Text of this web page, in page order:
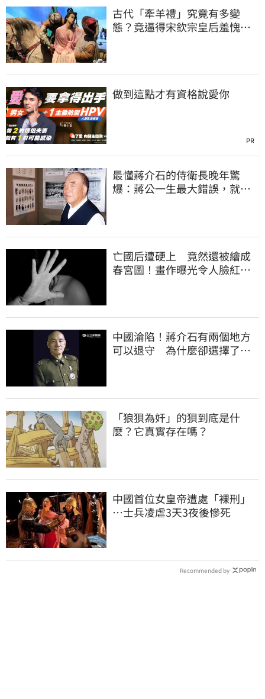
古代「牽羊禮」究竟有多變
態？竟逼得宋欽宗皇后羞愧自
做到這點才有資格說愛你
PR
最懂蔣介石的侍衛長晚年驚
爆：蔣公一生最大錯誤，就是
亡國后遭硬上 竟然還被繪成
春宮圖！畫作曝光令人臉紅心
中國淪陷！蔣介石有兩個地方
可以退守 為什麼卻選擇了台
「狼狽為奸」的狽到底是什
麼？它真實存在嗎？
中國首位女皇帝遭處「裸刑」
…士兵凌虐3天3夜後慘死
Recommended by